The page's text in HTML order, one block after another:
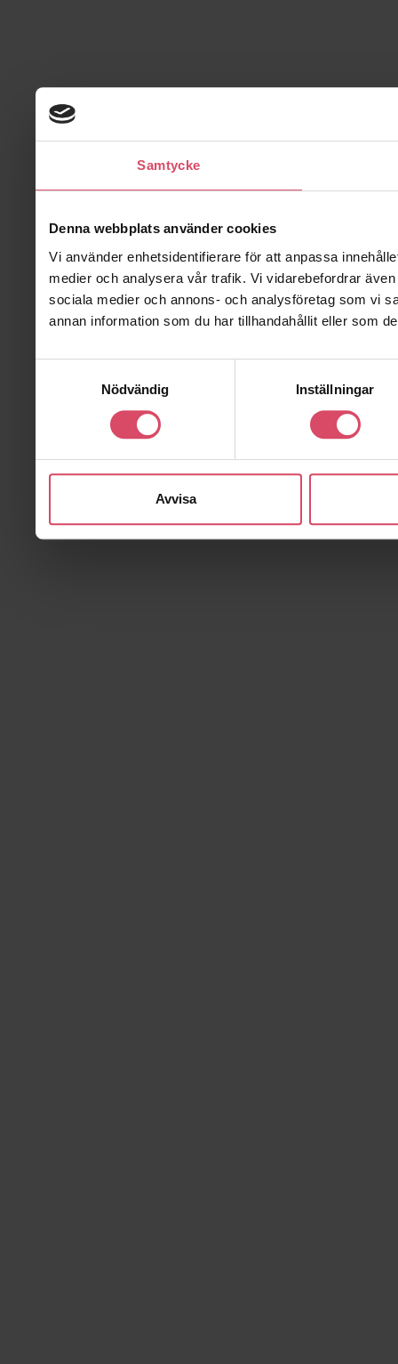
Samtycke
Denna webbplats använder cookies
Vi använder enhetsidentifierare för att anpassa
medier och analysera vår trafik. Vi vidarebefordrar
sociala medier och annons- och analysföretag som vi
annan information som du har tillhandahållit eller som
Nödvändig
Inställningar
Avvisa